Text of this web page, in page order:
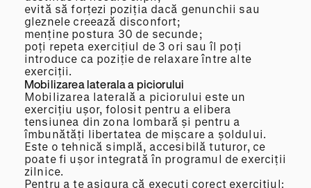
evită să forțezi poziția dacă genunchii sau
gleznele creează disconfort;
menține postura 30 de secunde;
poți repeta exercițiul de 3 ori sau îl poți
introduce ca poziție de relaxare între alte
exerciții.
Mobilizarea laterala a piciorului
Mobilizarea laterală a piciorului este un
exercițiu ușor, folosit pentru a elibera
tensiunea din zona lombară și pentru a
îmbunătăți libertatea de mișcare a șoldului.
Este o tehnică simplă, accesibilă tuturor, ce
poate fi ușor integrată în programul de exerciții
zilnice.
Pentru a te asigura că execuți corect exercițiul: